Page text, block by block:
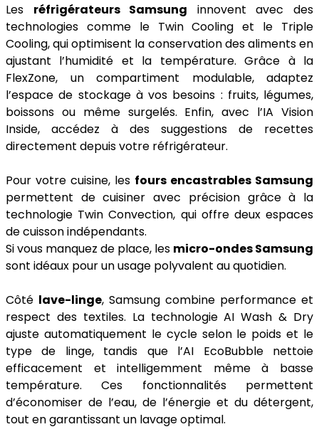
Les réfrigérateurs Samsung innovent avec des
technologies comme le Twin Cooling et le Triple
Cooling, qui optimisent la conservation des aliments en
ajustant l’humidité et la température. Grâce à la
FlexZone, un compartiment modulable, adaptez
l’espace de stockage à vos besoins : fruits, légumes,
boissons ou même surgelés. Enfin, avec l’IA Vision
Inside, accédez à des suggestions de recettes
directement depuis votre réfrigérateur.
Pour votre cuisine, les fours encastrables Samsung
permettent de cuisiner avec précision grâce à la
technologie Twin Convection, qui offre deux espaces
de cuisson indépendants.
Si vous manquez de place, les micro-ondes Samsung
sont idéaux pour un usage polyvalent au quotidien.
Côté lave-linge, Samsung combine performance et
respect des textiles. La technologie AI Wash & Dry
ajuste automatiquement le cycle selon le poids et le
type de linge, tandis que l’AI EcoBubble nettoie
efficacement et intelligemment même à basse
température. Ces fonctionnalités permettent
d’économiser de l’eau, de l’énergie et du détergent,
tout en garantissant un lavage optimal.